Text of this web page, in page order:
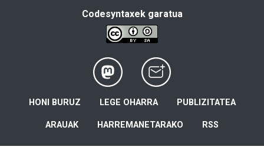
Codesyntaxek garatua
HONI BURUZ LEGE OHARRA PUBLIZITATEA
ARAUAK HARREMANETARAKO RSS